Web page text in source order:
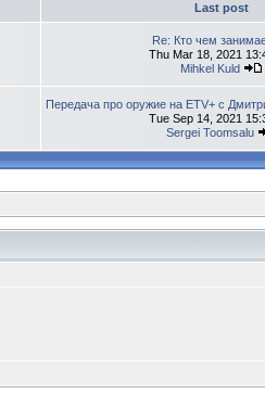
Last post
Re: Кто чем
Thu Mar 18, 2021
Mihkel Kuld
Передача про оружие на ETV+ с
Tue Sep 14, 2021
Sergei Toomsalu